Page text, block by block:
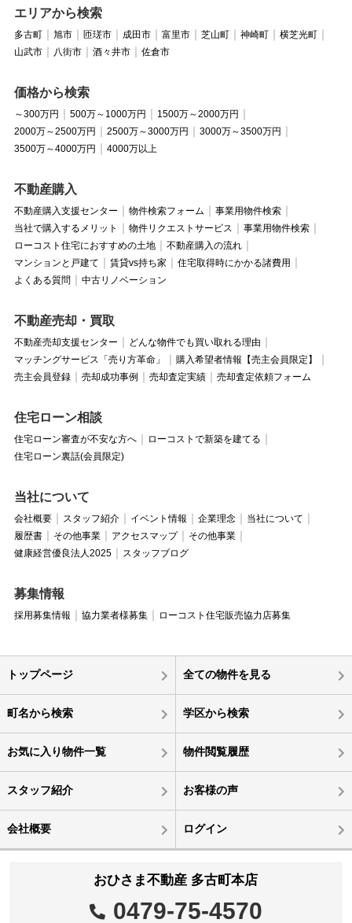
エリアから検索
多古町 旭市 匝瑳市 成田市 富里市 芝山町 神崎町
横芝光町
山武市
八街市 酒々井市 佐倉市
価格から検索
～300万円 500万～1000万円
1500万～2000万円
2000万～2500万円
2500万～3000万円
3000万～3500万円
3500万～4000万円
4000万以上
不動産購入
不動産購入支援センター 物件検索フォーム
事業用物件検索
当社で購入するメリット
物件リクエストサービス
事業用物件検索
ローコスト住宅におすすめの土地
不動産購入の流れ
マンションと戸建て
賃貸vs持ち家
住宅取得時にかかる諸費用
よくある質問
中古リノベーション
不動産売却・買取
不動産売却支援センター
どんな物件でも買い取れる理由
マッチングサービス「売り方革命」
購入希望者情報【売主会員限定】
売主会員登録
売却成功事例 売却査定実績 売却査定依頼フォーム
住宅ローン相談
住宅ローン審査が不安な方へ
ローコストで新築を建てる
住宅ローン裏話(会員限定)
当社について
会社概要 スタッフ紹介 イベント情報 企業理念
当社について
履歴書
その他事業 アクセスマップ
その他事業
健康経営優良法人2025
スタッフブログ
募集情報
採用募集情報 協力業者様募集 ローコスト住宅販売協力店募集
トップページ 全ての物件を見る
町名から検索 学区から検索
お気に入り物件一覧 物件閲覧履歴
スタッフ紹介 お客様の声
会社概要 ログイン
おひさま不動産 多古町本店
0479-75-4570